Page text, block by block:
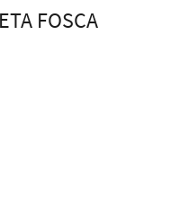
FOSCA